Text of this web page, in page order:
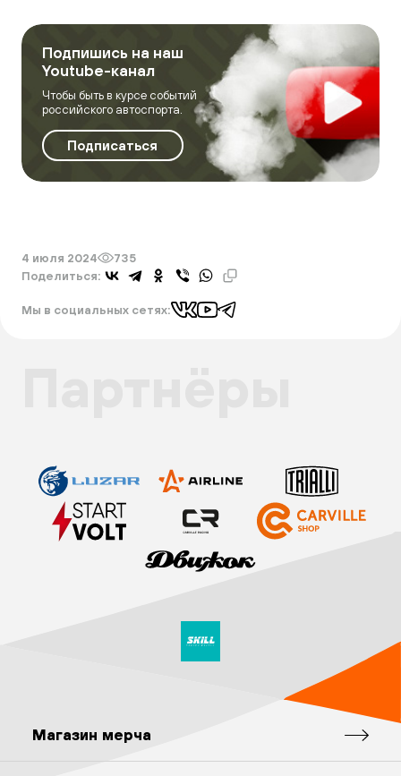
Подпишись на наш
Youtube-канал
Чтобы быть в курсе событий
российского автоспорта.
Подписаться
4 июля 2024
735
Поделиться:
Мы в социальных сетях:
Магазин мерча